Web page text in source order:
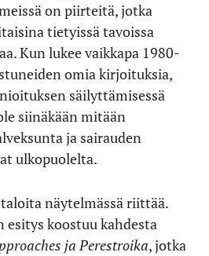
on piirteitä, jotka
tietyissä tavoissa
Kun lukee vaikkapa 1980-
omia kirjoituksia,
säilyttämisessä
siinäkään mitään
ja sairauden
ulkopuolelta.
näytelmässä riittää.
esitys koostuu kahdesta
ja Perestroika, jotka